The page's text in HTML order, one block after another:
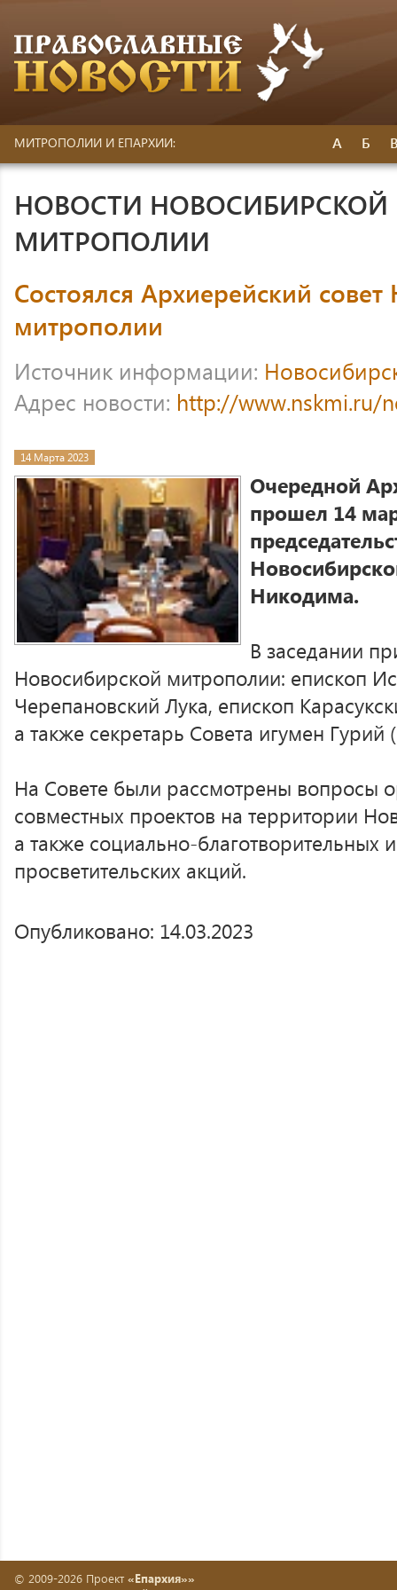
МИТРОПОЛИИ И ЕПАРХИИ: А Б
НОВОСТИ НОВОСИБИРСКОЙ
МИТРОПОЛИИ
Состоялся Архиерейский
митрополии
Источник информации:
Адрес новости: http://www.nskmi.ru/
14 Марта 2023
Очередной
прошел 14
Никодима.
В заседании
Новосибирской митрополии: епископ
Черепановский Лука, епископ
а также секретарь Совета игумен
На Совете были рассмотрены вопросы
совместных проектов на территории
а также социально-благотворительных
просветительских акций.
Опубликовано: 14.03.2023
© 2009-2026 Проект «Епархия»»